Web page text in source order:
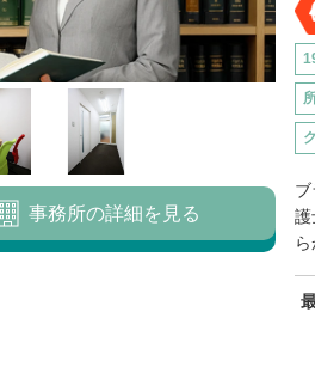
護
事務所の詳細を見る